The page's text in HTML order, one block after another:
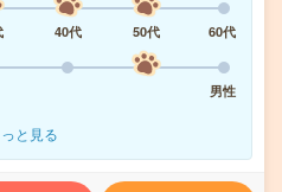
40代 50代
60代
男性
と見る